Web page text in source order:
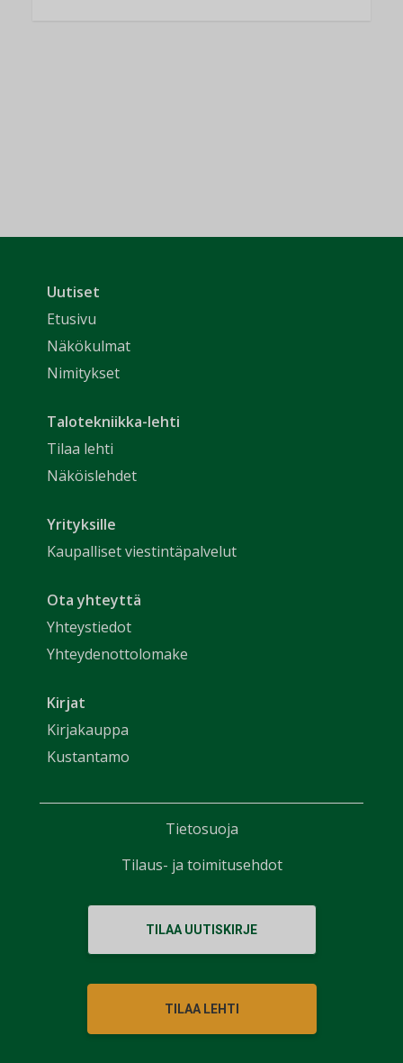
Uutiset
Etusivu
Näkökulmat
Nimitykset
Talotekniikka-lehti
Tilaa lehti
Näköislehdet
Yrityksille
Kaupalliset viestintäpalvelut
Ota yhteyttä
Yhteystiedot
Yhteydenottolomake
Kirjat
Kirjakauppa
Kustantamo
TILAA UUTISKIRJE
TILAA LEHTI
Tietosuoja
Tilaus- ja toimitusehdot